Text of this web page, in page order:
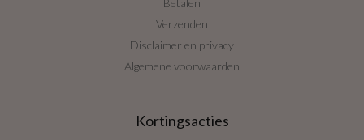
Betalen
Verzenden
Disclaimer en privacy
Algemene voorwaarden
Kortingsacties